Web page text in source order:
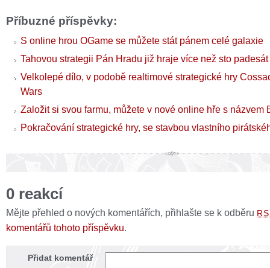
Příbuzné příspěvky:
S online hrou OGame se můžete stát pánem celé galaxie
Tahovou strategii Pán Hradu již hraje více než sto
Velkolepé dílo, v podobě realtimové strategické hry
Wars
Založit si svou farmu, můžete v nové online hře s názvem
Pokračování strategické hry, se stavbou vlastního
0 reakcí
Mějte přehled o nových komentářích, přihlašte se k odběru
komentářů tohoto příspěvku.
Přidat komentář